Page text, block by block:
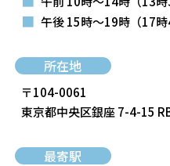
■ 午後 15時～19時 （17
所在地
〒104-0061
東京都中央区銀座 7-4-15
最寄駅